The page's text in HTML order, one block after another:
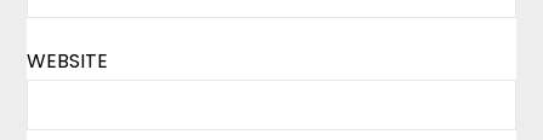
WEBSITE